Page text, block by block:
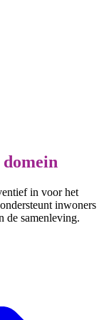
in voor het
inwoners
de samenleving.